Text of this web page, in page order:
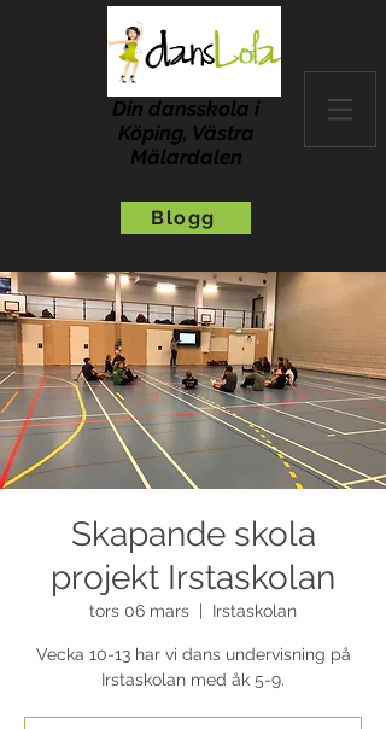
Din dansskola i
Köping, Västra
Mälardalen
Blogg
Skapande skola
projekt Irstaskolan
tors 06 mars Irstaskolan
Vecka 10-13 har vi dans undervisning på
Irstaskolan med åk 5-9.